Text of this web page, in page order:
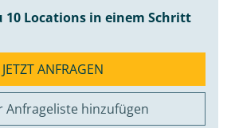
10 Locations in einem Schritt
JETZT ANFRAGEN
Anfrageliste hinzufügen